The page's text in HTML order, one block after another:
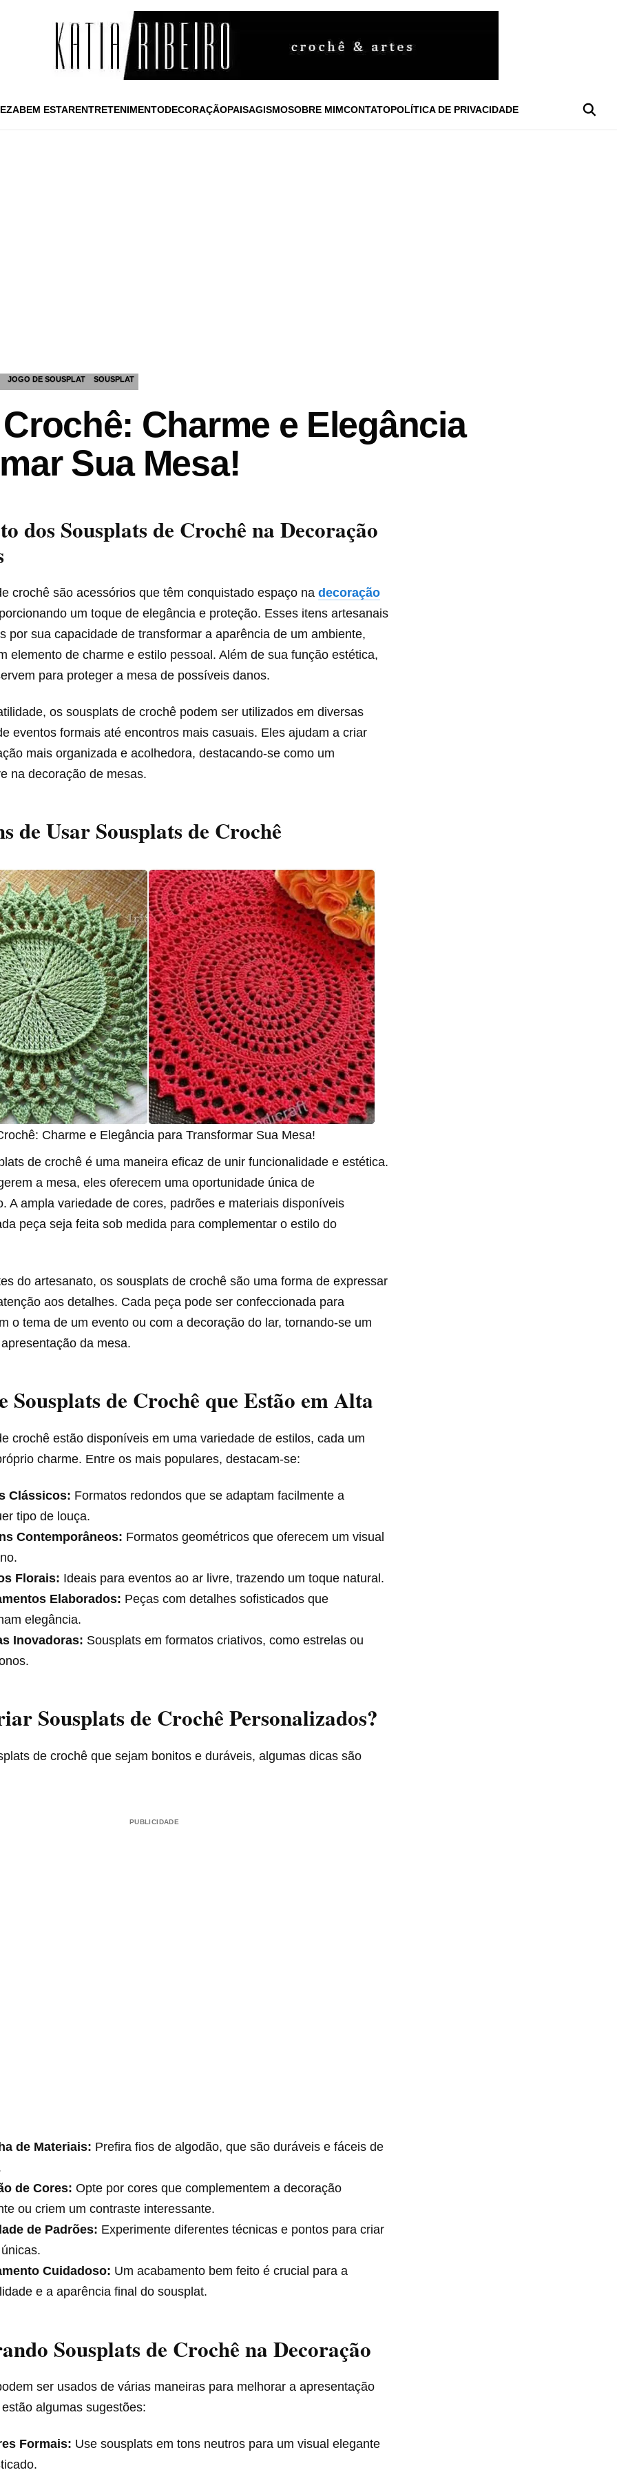
BEM ESTARENTRETENIMENTODECORAÇÃOPAISAGISMOSOBRE MIMCONTATOPOLÍTICA DE PRIVACIDADE
JOGO DE SOUSPLAT SOUSPLAT
Charme e Elegância
Sua Mesa!
dos Sousplats de Crochê na Decoração
crochê são acessórios que têm conquistado espaço na decoração
um toque de elegância e proteção. Esses itens artesanais
por sua capacidade de transformar a aparência de um ambiente,
elemento de charme e estilo pessoal. Além de sua função estética,
para proteger a mesa de possíveis danos.
os sousplats de crochê podem ser utilizados em diversas
eventos formais até encontros mais casuais. Eles ajudam a criar
mais organizada e acolhedora, destacando-se como um
na decoração de mesas.
de Usar Sousplats de Crochê
Charme e Elegância para Transformar Sua Mesa!
de crochê é uma maneira eficaz de unir funcionalidade e estética.
a mesa, eles oferecem uma oportunidade única de
A ampla variedade de cores, padrões e materiais disponíveis
peça seja feita sob medida para complementar o estilo do
do artesanato, os sousplats de crochê são uma forma de expressar
aos detalhes. Cada peça pode ser confeccionada para
o tema de um evento ou com a decoração do lar, tornando-se um
da mesa.
Sousplats de Crochê que Estão em Alta
crochê estão disponíveis em uma variedade de estilos, cada um
charme. Entre os mais populares, destacam-se:
Clássicos: Formatos redondos que se adaptam facilmente a
tipo de louça.
Contemporâneos: Formatos geométricos que oferecem um visual
Florais: Ideais para eventos ao ar livre, trazendo um toque natural.
Elaborados: Peças com detalhes sofisticados que
elegância.
Inovadoras: Sousplats em formatos criativos, como estrelas ou
Sousplats de Crochê Personalizados?
de crochê que sejam bonitos e duráveis, algumas dicas são
PUBLICIDADE
de Materiais: Prefira fios de algodão, que são duráveis e fáceis de
de Cores: Opte por cores que complementem a decoração
ou criem um contraste interessante.
de Padrões: Experimente diferentes técnicas e pontos para criar
Cuidadoso: Um acabamento bem feito é crucial para a
e a aparência final do sousplat.
Sousplats de Crochê na Decoração
ser usados de várias maneiras para melhorar a apresentação
algumas sugestões:
Formais: Use sousplats em tons neutros para um visual elegante